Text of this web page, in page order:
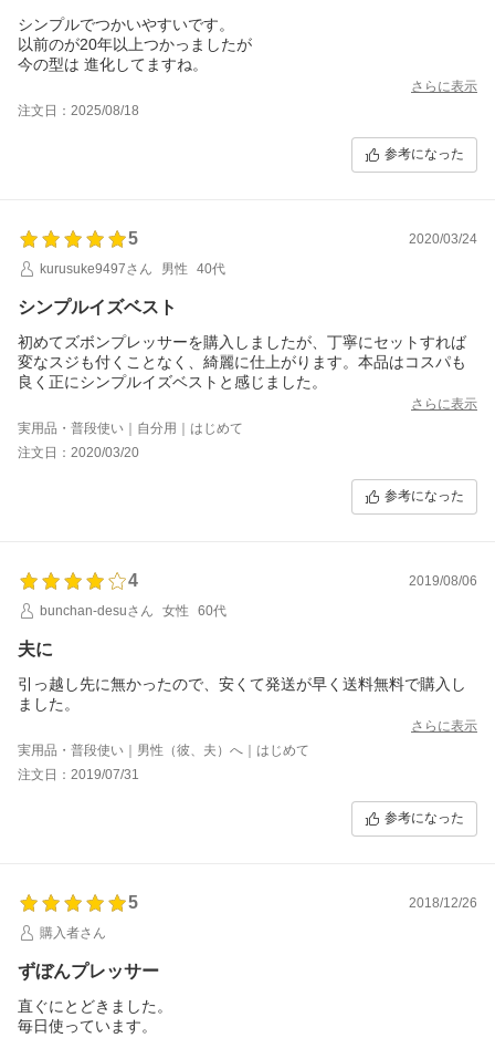
シンプルでつかいやすいです。
以前のが20年以上つかっましたが
今の型は 進化してますね。
さらに表示
注文日：2025/08/18
参考になった
5
2020/03/24
kurusuke9497さん
男性 40代
シンプルイズベスト
初めてズボンプレッサーを購入しましたが、丁寧にセットすれば
変なスジも付くことなく、綺麗に仕上がります。本品はコスパも
良く正にシンプルイズベストと感じました。
さらに表示
実用品・普段使い｜自分用｜はじめて
注文日：2020/03/20
参考になった
4
2019/08/06
bunchan-desuさん
女性 60代
夫に
引っ越し先に無かったので、安くて発送が早く送料無料で購入し
ました。
さらに表示
実用品・普段使い｜男性（彼、夫）へ｜はじめて
注文日：2019/07/31
参考になった
5
2018/12/26
購入者さん
ずぼんプレッサー
直ぐにとどきました。
毎日使っています。